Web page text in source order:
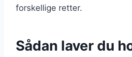
forskellige retter.
Sådan laver du